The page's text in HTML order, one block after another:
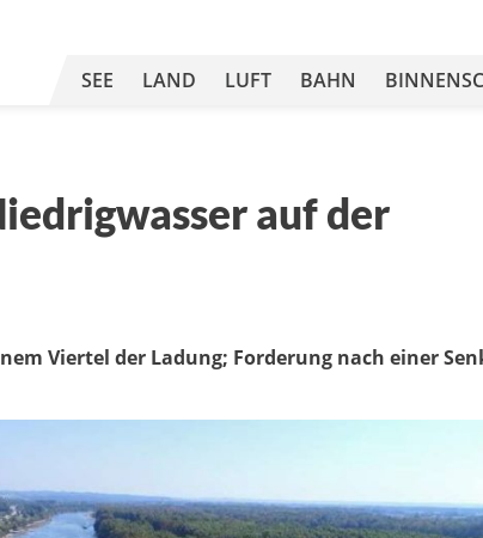
SEE LAND LUFT BAHN
auf der
Viertel der Ladung; Forderung nach einer